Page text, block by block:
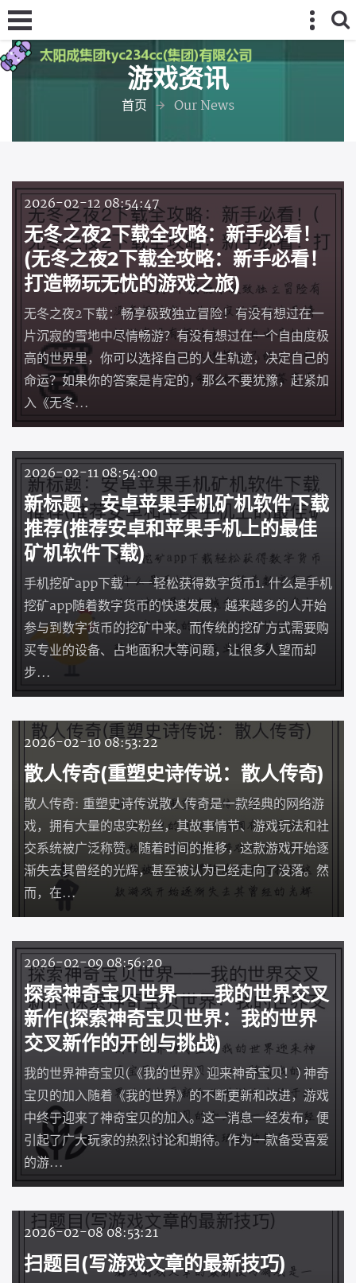
游戏资讯
首页 Our News
2026-02-12 08:54:47
无冬之夜2下载全攻略：新手必看！
(无冬之夜2下载全攻略：新手必看！
打造畅玩无忧的游戏之旅)
无冬之夜2下载：畅享极致独立冒险！有没有想过在一
片沉寂的雪地中尽情畅游？有没有想过在一个自由度极
高的世界里，你可以选择自己的人生轨迹，决定自己的
命运？如果你的答案是肯定的，那么不要犹豫，赶紧加
入《无冬...
2026-02-11 08:54:00
新标题：安卓苹果手机矿机软件下载
推荐(推荐安卓和苹果手机上的最佳
矿机软件下载)
手机挖矿app下载——轻松获得数字货币1. 什么是手机
挖矿app随着数字货币的快速发展，越来越多的人开始
参与到数字货币的挖矿中来。而传统的挖矿方式需要购
买专业的设备、占地面积大等问题，让很多人望而却
步...
2026-02-10 08:53:22
散人传奇(重塑史诗传说：散人传奇)
散人传奇: 重塑史诗传说散人传奇是一款经典的网络游
戏，拥有大量的忠实粉丝，其故事情节、游戏玩法和社
交系统被广泛称赞。随着时间的推移，这款游戏开始逐
渐失去其曾经的光辉，甚至被认为已经走向了没落。然
而，在...
2026-02-09 08:56:20
探索神奇宝贝世界——我的世界交叉
新作(探索神奇宝贝世界：我的世界
交叉新作的开创与挑战)
我的世界神奇宝贝(《我的世界》迎来神奇宝贝！) 神奇
宝贝的加入随着《我的世界》的不断更新和改进，游戏
中终于迎来了神奇宝贝的加入。这一消息一经发布，便
引起了广大玩家的热烈讨论和期待。作为一款备受喜爱
的游...
2026-02-08 08:53:21
扫题目(写游戏文章的最新技巧)